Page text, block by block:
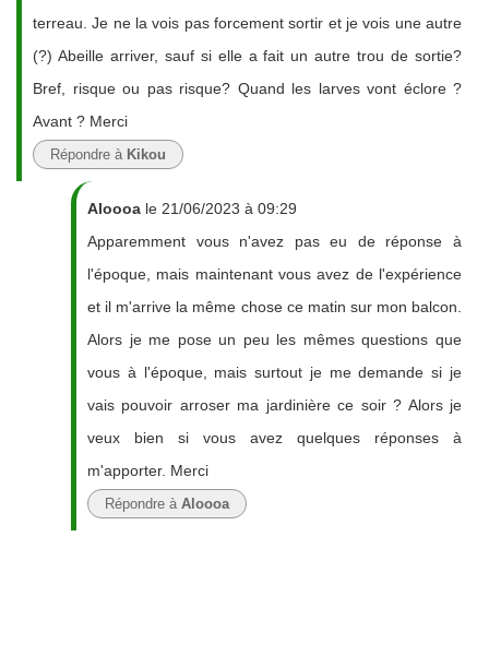
terreau. Je ne la vois pas forcement sortir et je vois une autre
(?) Abeille arriver, sauf si elle a fait un autre trou de sortie?
Bref, risque ou pas risque? Quand les larves vont éclore ?
Avant ? Merci
Répondre à Kikou
Aloooa le 21/06/2023 à 09:29
Apparemment vous n'avez pas eu de réponse à
l'époque, mais maintenant vous avez de l'expérience
et il m'arrive la même chose ce matin sur mon balcon.
Alors je me pose un peu les mêmes questions que
vous à l'époque, mais surtout je me demande si je
vais pouvoir arroser ma jardinière ce soir ? Alors je
veux bien si vous avez quelques réponses à
m'apporter. Merci
Répondre à Aloooa